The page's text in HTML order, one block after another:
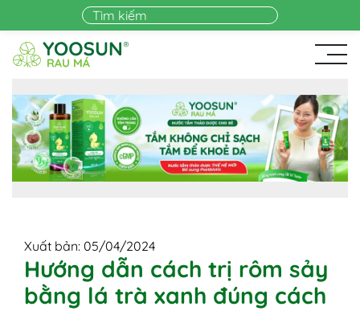
Skip to main content
Xuất bản: 05/04/2024
Hướng dẫn cách trị rôm sảy
bằng lá trà xanh đúng cách